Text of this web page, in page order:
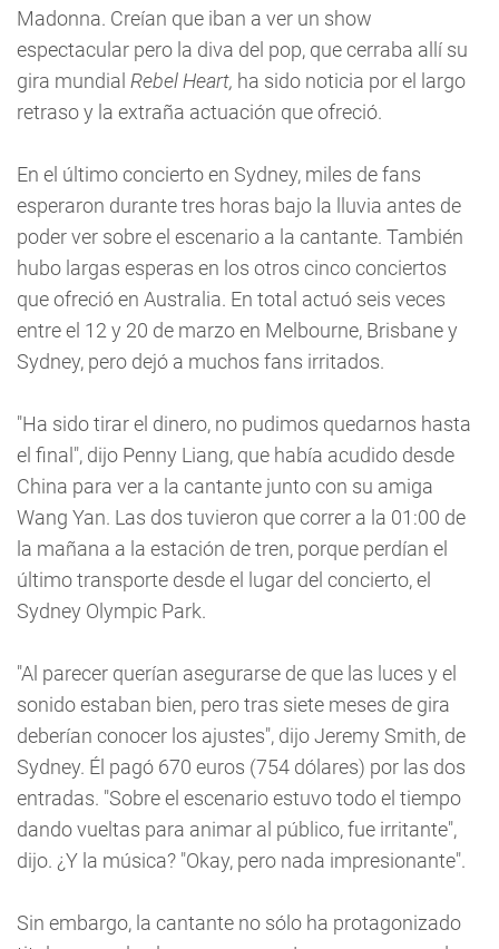
Madonna. Creían que iban a ver un show
espectacular pero la diva del pop, que cerraba allí su
gira mundial Rebel Heart, ha sido noticia por el largo
retraso y la extraña actuación que ofreció.
En el último concierto en Sydney, miles de fans
esperaron durante tres horas bajo la lluvia antes de
poder ver sobre el escenario a la cantante. También
hubo largas esperas en los otros cinco conciertos
que ofreció en Australia. En total actuó seis veces
entre el 12 y 20 de marzo en Melbourne, Brisbane y
Sydney, pero dejó a muchos fans irritados.
"Ha sido tirar el dinero, no pudimos quedarnos hasta
el final", dijo Penny Liang, que había acudido desde
China para ver a la cantante junto con su amiga
Wang Yan. Las dos tuvieron que correr a la 01:00 de
la mañana a la estación de tren, porque perdían el
último transporte desde el lugar del concierto, el
Sydney Olympic Park.
"Al parecer querían asegurarse de que las luces y el
sonido estaban bien, pero tras siete meses de gira
deberían conocer los ajustes", dijo Jeremy Smith, de
Sydney. Él pagó 670 euros (754 dólares) por las dos
entradas. "Sobre el escenario estuvo todo el tiempo
dando vueltas para animar al público, fue irritante",
dijo. ¿Y la música? "Okay, pero nada impresionante".
Sin embargo, la cantante no sólo ha protagonizado